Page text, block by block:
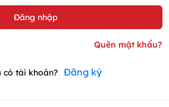
có tài khoản? Đăng ký